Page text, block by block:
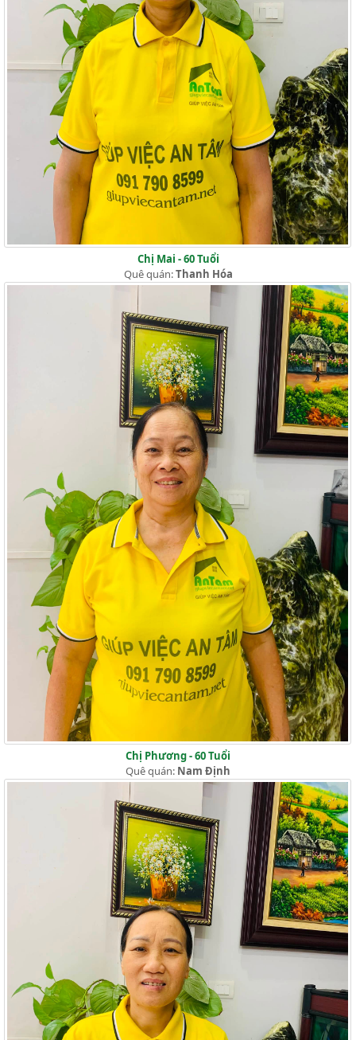
Chị Mai - 60 Tuổi
Quê quán:Thanh Hóa
Chị Phương - 60 Tuổi
Quê quán: Nam Định